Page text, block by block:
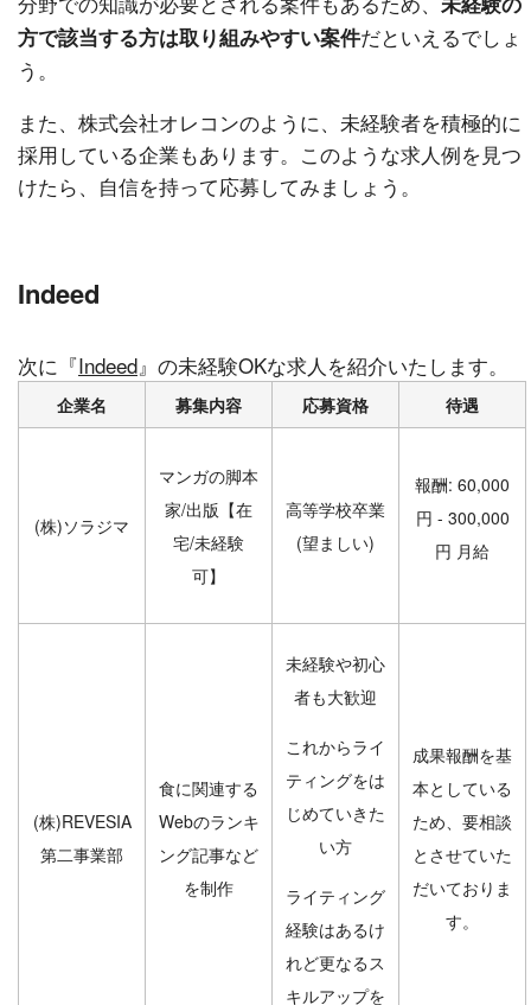
方で該当する方は取り組みやすい案件だといえるでしょ
う。
また、株式会社オレコンのように、未経験者を積極的に
採用している企業もあります。このような求人例を見つ
けたら、自信を持って応募してみましょう。
Indeed
次に『Indeed』の未経験OKな求人を紹介いたします。
企業名 募集内容 応募資格 待遇
(株)ソラジマ
マンガの脚本
家/出版【在
宅/未経験
可】
高等学校卒業
(望ましい)
報酬: 60,000
円 - 300,000
円 月給
(株)REVESIA
第二事業部
食に関連する
Webのランキ
ング記事など
を制作
未経験や初心
者も大歓迎
これからライ
ティングをは
じめていきた
い方
ライティング
経験はあるけ
れど更なるス
キルアップを
成果報酬を基
本としている
ため、要相談
とさせていた
だいておりま
す。